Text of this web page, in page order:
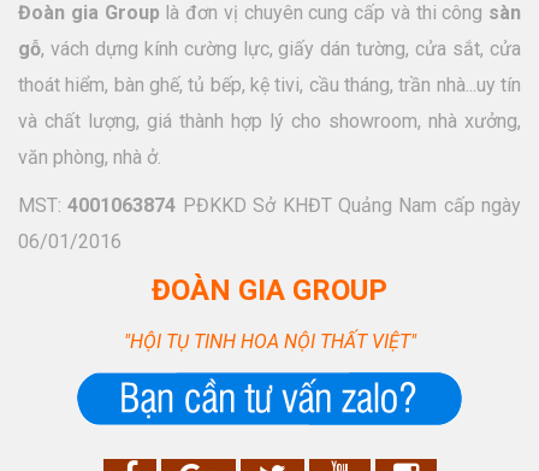
Đoàn gia Group là đơn vị chuyên cung cấp và thi công sàn
gỗ, vách dựng kính cường lực, giấy dán tường, cửa sắt, cửa
thoát hiểm, bàn ghế, tủ bếp, kệ tivi, cầu tháng, trần nhà...uy tín
và chất lượng, giá thành hợp lý cho showroom, nhà xưởng,
văn phòng, nhà ở.
MST:4001063874 PĐKKD Sở KHĐT Quảng Nam cấp ngày
06/01/2016
ĐOÀN GIA GROUP
"HỘI TỤ TINH HOA NỘI THẤT VIỆT"